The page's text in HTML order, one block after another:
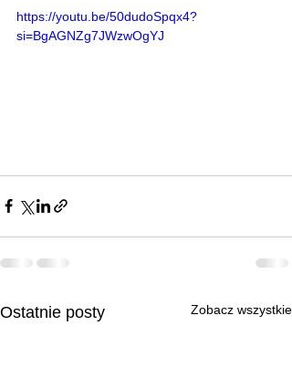
https://youtu.be/50dudoSpqx4?
si=BgAGNZg7JWzwOgYJ
Ostatnie posty Zobacz wszystkie